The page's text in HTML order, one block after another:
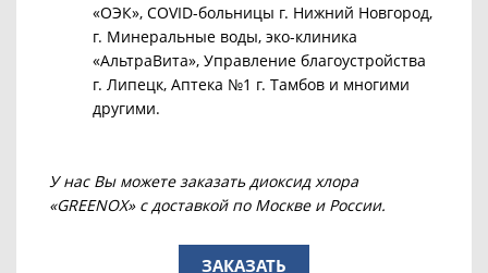
«ОЭК», COVID-больницы г. Нижний Новгород,
г. Минеральные воды, эко-клиника
«АльтраВита», Управление благоустройства
г. Липецк, Аптека №1 г. Тамбов и многими
другими.
У нас Вы можете заказать диоксид хлора
«GREENOX» с доставкой по Москве и России.
ЗАКАЗАТЬ